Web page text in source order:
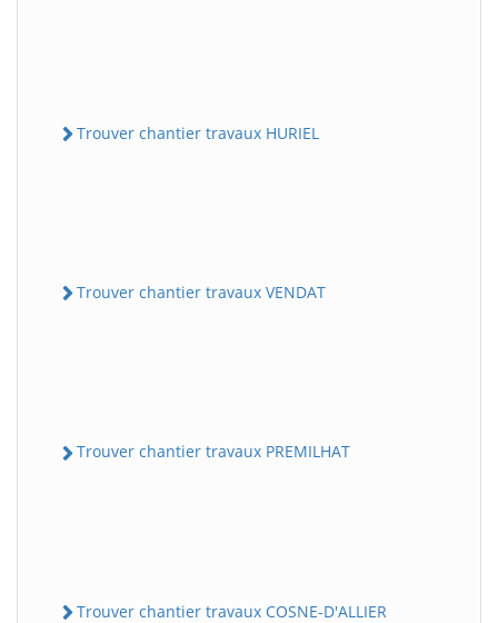
Trouver chantier travaux HURIEL
Trouver chantier travaux VENDAT
Trouver chantier travaux PREMILHAT
Trouver chantier travaux COSNE-D'ALLIER